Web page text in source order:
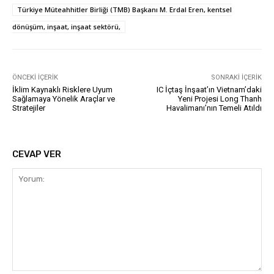
Türkiye Müteahhitler Birliği (TMB) Başkanı M. Erdal Eren, kentsel
dönüşüm, inşaat, inşaat sektörü,
ÖNCEKI İÇERIK
İklim Kaynaklı Risklere Uyum
Sağlamaya Yönelik Araçlar ve
Stratejiler
SONRAKI İÇERIK
IC İçtaş İnşaat’ın Vietnam’daki
Yeni Projesi Long Thanh
Havalimanı’nın Temeli Atıldı
CEVAP VER